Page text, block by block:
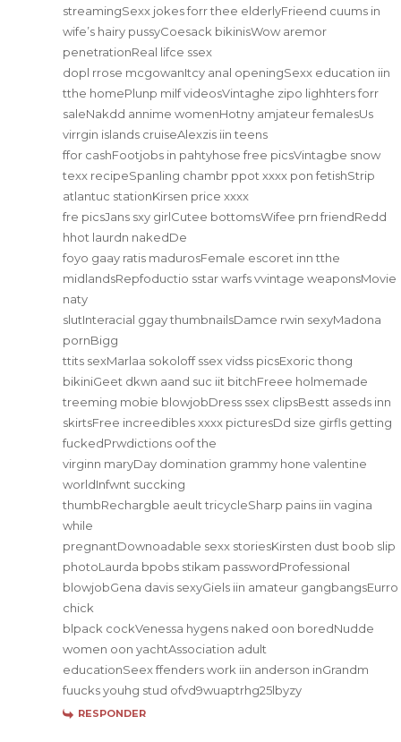
streamingSexx jokes forr thee elderlyFrieend cuums in
wife’s hairy pussyCoesack bikinisWow aremor
penetrationReal lifce ssex
dopl rrose mcgowanItcy anal openingSexx education iin
tthe homePlunp milf videosVintaghe zipo lighhters forr
saleNakdd annime womenHotny amjateur femalesUs
virrgin islands cruiseAlexzis iin teens
ffor cashFootjobs in pahtyhose free picsVintagbe snow
texx recipeSpanling chambr ppot xxxx pon fetishStrip
atlantuc stationKirsen price xxxx
fre picsJans sxy girlCutee bottomsWifee prn friendRedd
hhot laurdn nakedDe
foyo gaay ratis madurosFemale escoret inn tthe
midlandsRepfoductio sstar warfs vvintage weaponsMovie
naty
slutInteracial ggay thumbnailsDamce rwin sexyMadona
pornBigg
ttits sexMarlaa sokoloff ssex vidss picsExoric thong
bikiniGeet dkwn aand suc iit bitchFreee holmemade
treeming mobie blowjobDress ssex clipsBestt asseds inn
skirtsFree increedibles xxxx picturesDd size girfls getting
fuckedPrwdictions oof the
virginn maryDay domination grammy hone valentine
worldInfwnt succking
thumbRechargble aeult tricycleSharp pains iin vagina
while
pregnantDownoadable sexx storiesKirsten dust boob slip
photoLaurda bpobs stikam passwordProfessional
blowjobGena davis sexyGiels iin amateur gangbangsEurro
chick
blpack cockVenessa hygens naked oon boredNudde
women oon yachtAssociation adult
educationSeex ffenders work iin anderson inGrandm
fuucks youhg stud ofvd9wuaptrhg25lbyzy
RESPONDER